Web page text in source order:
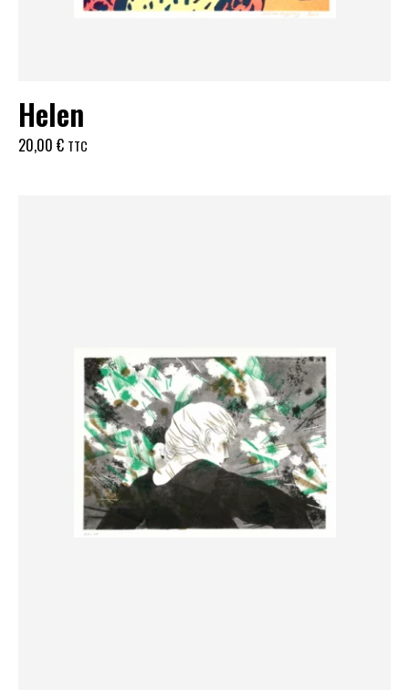
Helen
20,00 € TTC